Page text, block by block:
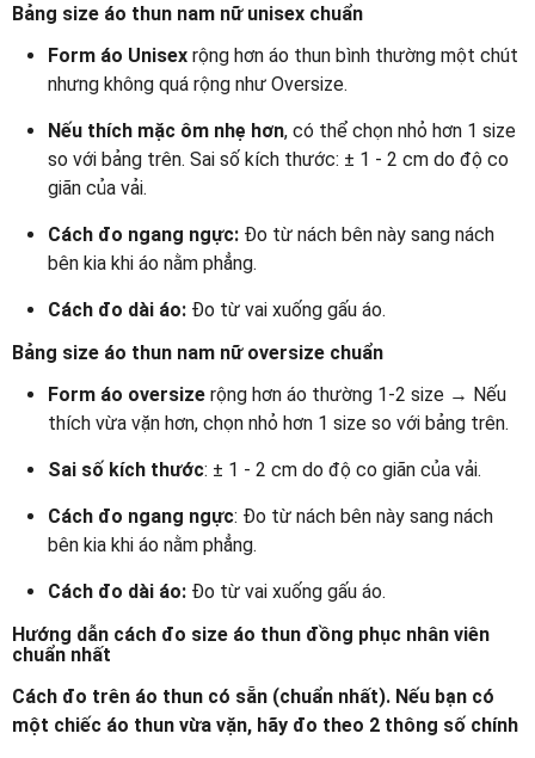
Bảng size áo thun nam nữ unisex chuẩn
Form áo Unisex rộng hơn áo thun bình thường một chút
nhưng không quá rộng như Oversize.
Nếu thích mặc ôm nhẹ hơn, có thể chọn nhỏ hơn 1 size
so với bảng trên. Sai số kích thước: ± 1 - 2 cm do độ co
giãn của vải.
Cách đo ngang ngực: Đo từ nách bên này sang nách
bên kia khi áo nằm phẳng.
Cách đo dài áo: Đo từ vai xuống gấu áo.
Bảng size áo thun nam nữ oversize chuẩn
Form áo oversize rộng hơn áo thường 1-2 size → Nếu
thích vừa vặn hơn, chọn nhỏ hơn 1 size so với bảng trên.
Sai số kích thước: ± 1 - 2 cm do độ co giãn của vải.
Cách đo ngang ngực: Đo từ nách bên này sang nách
bên kia khi áo nằm phẳng.
Cách đo dài áo: Đo từ vai xuống gấu áo.
Hướng dẫn cách đo size áo thun đồng phục nhân viên
chuẩn nhất
Cách đo trên áo thun có sẵn (chuẩn nhất). Nếu bạn có
một chiếc áo thun vừa vặn, hãy đo theo 2 thông số chính